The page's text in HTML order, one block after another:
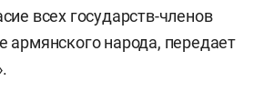
всех государств-членов
армянского народа, передает